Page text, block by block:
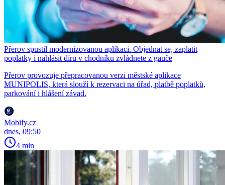
Přerov spustil modernizovanou aplikaci. Objednat se, zaplatit
poplatky i nahlásit díru v chodníku zvládnete z gauče
Přerov provozuje přepracovanou verzi městské aplikace
MUNIPOLIS, která slouží k rezervaci na úřad, platbě poplatků,
parkování i hlášení závad.
Mobify.cz
dnes, 09:50
4 min